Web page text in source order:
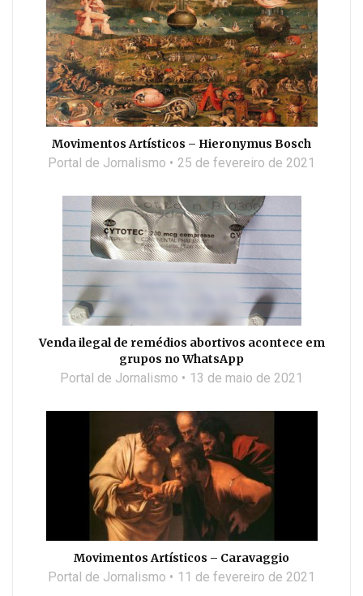
Movimentos Artísticos – Hieronymus Bosch
Portal de Jornalismo 25 de fevereiro de 2021
Venda ilegal de remédios abortivos acontece em
grupos no WhatsApp
Portal de Jornalismo 13 de maio de 2021
Movimentos Artísticos – Caravaggio
Portal de Jornalismo 11 de fevereiro de 2021